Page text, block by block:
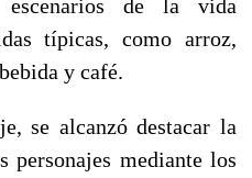
escenarios de la vida
típicas, como arroz,
y café.
se alcanzó destacar la
personajes mediante los